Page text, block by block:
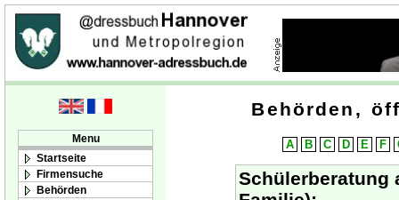
Menu
Startseite
Firmensuche
Behörden
Behörden,
A B C D E F
Schülerberatung